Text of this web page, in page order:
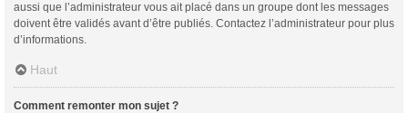
aussi que l’administrateur vous ait placé dans un groupe dont les messages
doivent être validés avant d’être publiés. Contactez l’administrateur pour plus
d’informations.
Haut
Comment remonter mon sujet ?